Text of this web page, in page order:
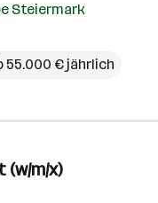
Steiermark
55.000 € jährlich
(w/m/x)